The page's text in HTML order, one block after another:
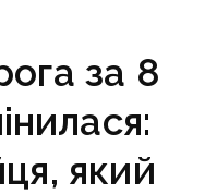
за 8
який